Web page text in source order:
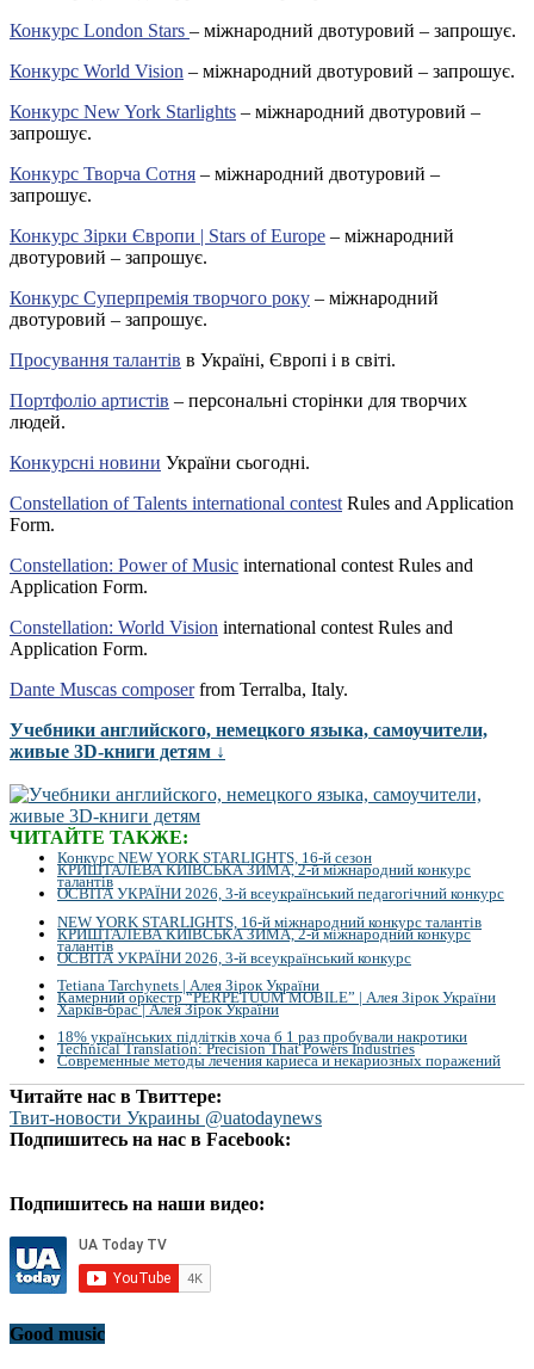
Конкурс London Stars – міжнародний двотуровий – запрошує.
Конкурс World Vision – міжнародний двотуровий – запрошує.
Конкурс New York Starlights – міжнародний двотуровий –
запрошує.
Конкурс Творча Сотня – міжнародний двотуровий –
запрошує.
Конкурс Зірки Європи | Stars of Europe – міжнародний
двотуровий – запрошує.
Конкурс Суперпремія творчого року – міжнародний
двотуровий – запрошує.
Просування талантів в Україні, Європі і в світі.
Портфоліо артистів – персональні сторінки для творчих
людей.
Конкурсні новини України сьогодні.
Constellation of Talents international contest Rules and Application
Form.
Constellation: Power of Music international contest Rules and
Application Form.
Constellation: World Vision international contest Rules and
Application Form.
Dante Muscas composerfrom Terralba, Italy.
Учебники английского, немецкого языка, самоучители,
живые 3D-книги детям ↓
ЧИТАЙТЕ ТАКЖЕ:
Конкурс NEW YORK STARLIGHTS, 16-й сезон
КРИШТАЛЕВА КИЇВСЬКА ЗИМА, 2-й міжнародний конкурс
талантів
ОСВІТА УКРАЇНИ 2026, 3-й всеукраїнський педагогічний конкурс
NEW YORK STARLIGHTS, 16-й міжнародний конкурс талантів
КРИШТАЛЕВА КИЇВСЬКА ЗИМА, 2-й міжнародний конкурс
талантів
ОСВІТА УКРАЇНИ 2026, 3-й всеукраїнський конкурс
Tetiana Tarchynets | Алея Зірок України
Камерний оркестр “PERPETUUM MOBILE” | Алея Зірок України
Харків-брас | Алея Зірок України
18% українських підлітків хоча б 1 раз пробували накротики
Technical Translation: Precision That Powers Industries
Современные методы лечения кариеса и некариозных поражений
Читайте нас в Твиттере:
Твит-новости Украины @uatodaynews
Подпишитесь на нас в Facebook:
Подпишитесь на наши видео:
Good music